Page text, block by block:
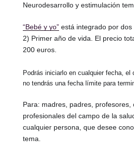
Neurodesarrollo y estimulación
“Bebé y yo” está integrado por dos
2) Primer año de vida. El precio
200 euros.
Podrás iniciarlo en cualquier fecha, el
no tendrás una fecha límite para
Para: madres, padres, profesores,
profesionales del campo de la
cualquier persona, que desee
tema.